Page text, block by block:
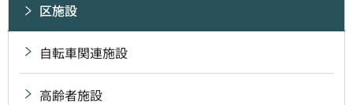
区施設
自転車関連施設
高齢者施設